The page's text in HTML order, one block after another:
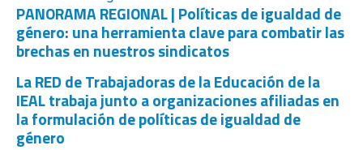
PANORAMA REGIONAL | Políticas de igualdad de
género: una herramienta clave para combatir las
brechas en nuestros sindicatos
La RED de Trabajadoras de la Educación de la
IEAL trabaja junto a organizaciones afiliadas en
la formulación de políticas de igualdad de
género